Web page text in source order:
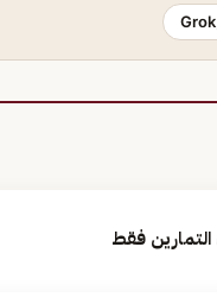
Grok
فقط